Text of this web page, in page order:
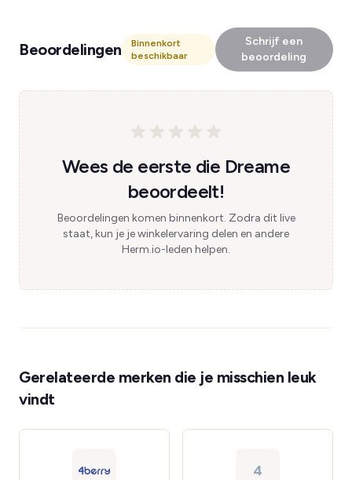
Beoordelingen
Binnenkort
beschikbaar
Schrijf een
beoordeling
Wees de eerste die Dreame
beoordeelt!
Beoordelingen komen binnenkort. Zodra dit live
staat, kun je je winkelervaring delen en andere
Herm.io-leden helpen.
Gerelateerde merken die je misschien leuk
vindt
4